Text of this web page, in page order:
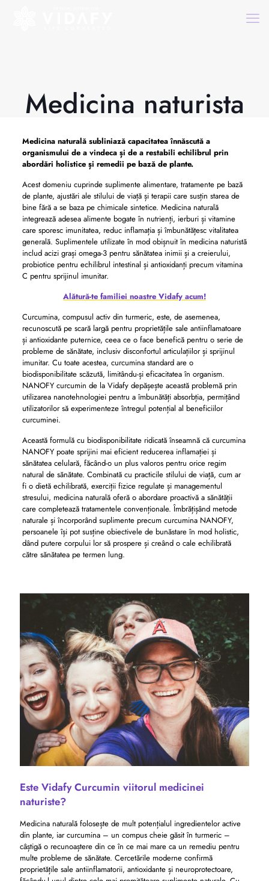
Medicina naturista
Medicina naturală subliniază capacitatea înnăscută a
organismului de a vindeca și de a restabili echilibrul prin
abordări holistice și remedii pe bază de plante.
Acest domeniu cuprinde suplimente alimentare, tratamente pe bază
de plante, ajustări ale stilului de viață și terapii care susțin starea de
bine fără a se baza pe chimicale sintetice. Medicina naturală
integrează adesea alimente bogate în nutrienți, ierburi și vitamine
care sporesc imunitatea, reduc inflamația și îmbunătățesc vitalitatea
generală. Suplimentele utilizate în mod obișnuit în medicina naturistă
includ acizi grași omega-3 pentru sănătatea inimii și a creierului,
probiotice pentru echilibrul intestinal și antioxidanți precum vitamina
C pentru sprijinul imunitar.
Alătură-te familiei noastre Vidafy acum!
Curcumina, compusul activ din turmeric, este, de asemenea,
recunoscută pe scară largă pentru proprietățile sale antiinflamatoare
și antioxidante puternice, ceea ce o face benefică pentru o serie de
probleme de sănătate, inclusiv disconfortul articulațiilor și sprijinul
imunitar. Cu toate acestea, curcumina standard are o
biodisponibilitate scăzută, limitându-și eficacitatea în organism.
NANOFY curcumin de la Vidafy depășește această problemă prin
utilizarea nanotehnologiei pentru a îmbunătăți absorbția, permițând
utilizatorilor să experimenteze întregul potențial al beneficiilor
curcuminei.
Această formulă cu biodisponibilitate ridicată înseamnă că curcumina
NANOFY poate sprijini mai eficient reducerea inflamației și
sănătatea celulară, făcând-o un plus valoros pentru orice regim
natural de sănătate. Combinată cu practicile stilului de viață, cum ar
fi o dietă echilibrată, exerciții fizice regulate și managementul
stresului, medicina naturală oferă o abordare proactivă a sănătății
care completează tratamentele convenționale. Îmbrățișând metode
naturale și încorporând suplimente precum curcumina NANOFY,
persoanele își pot susține obiectivele de bunăstare în mod holistic,
dând putere corpului lor să prospere și creând o cale echilibrată
către sănătatea pe termen lung.
Este Vidafy Curcumin viitorul medicinei
naturiste?
Medicina naturală folosește de mult potențialul ingredientelor active
din plante, iar curcumina – un compus cheie găsit în turmeric –
câștigă o recunoaștere din ce în ce mai mare ca un remediu pentru
multe probleme de sănătate. Cercetările moderne confirmă
proprietățile sale antiinflamatorii, antioxidante și neuroprotectoare,